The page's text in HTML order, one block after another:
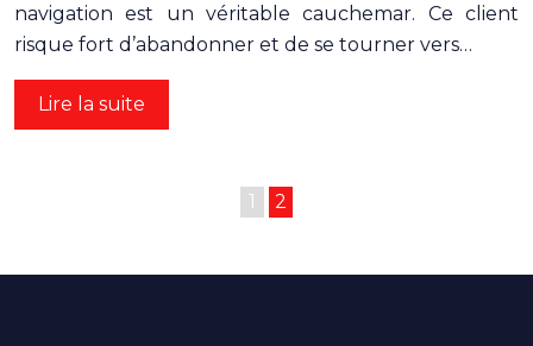
navigation est un véritable cauchemar. Ce client
risque fort d’abandonner et de se tourner vers…
Lire la suite
1 2